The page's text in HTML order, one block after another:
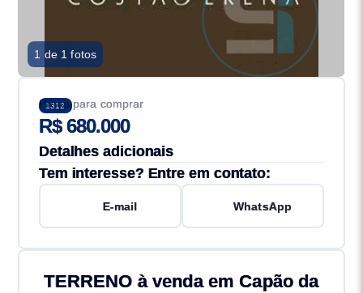
1 de 1 fotos
1312
Preço para comprar
R$ 680.000
Detalhes adicionais
Tem interesse? Entre em contato:
E-mail WhatsApp
TERRENO à venda em Capão da